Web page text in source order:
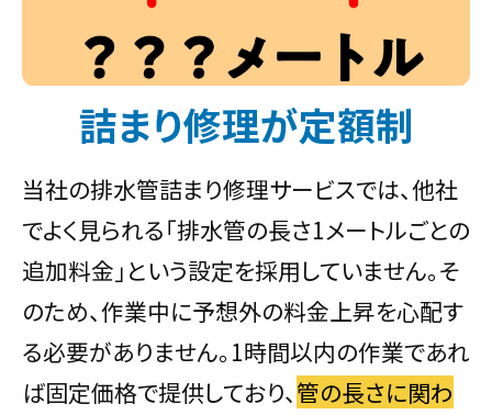
詰まり修理が定額制
当社の排水管詰まり修理サービスでは、他社
でよく見られる「排水管の長さ1メートルごとの
追加料金」という設定を採用していません。そ
のため、作業中に予想外の料金上昇を心配す
る必要がありません。1時間以内の作業であれ
ば固定価格で提供しており、管の長さに関わ